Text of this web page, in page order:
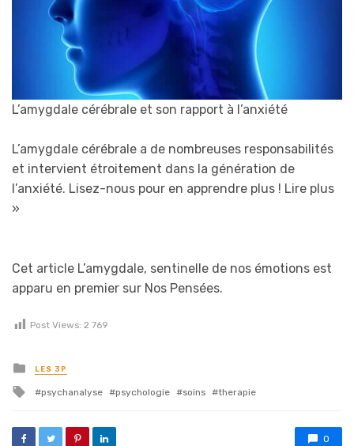
L’amygdale cérébrale et son rapport à l’anxiété
L’amygdale cérébrale a de nombreuses responsabilités
et intervient étroitement dans la génération de
l’anxiété. Lisez-nous pour en apprendre plus ! Lire plus
»
Cet article L’amygdale, sentinelle de nos émotions est
apparu en premier sur Nos Pensées.
Post Views: 2 769
Posted in
LES 3P
Tagged with
psychanalyse psychologie soins therapie
0